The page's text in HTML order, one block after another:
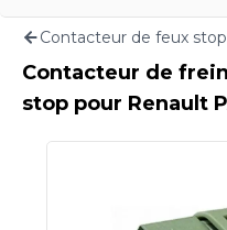
Contacteur de feux stop
Contacteur de
stop pour Renault